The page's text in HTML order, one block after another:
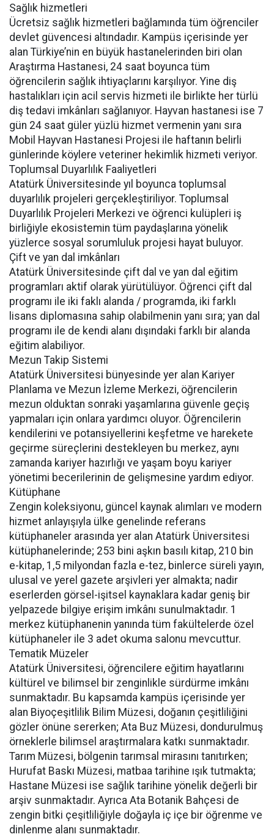
Sağlık hizmetleri
Ücretsiz sağlık hizmetleri bağlamında tüm öğrenciler
devlet güvencesi altındadır. Kampüs içerisinde yer
alan Türkiye’nin en büyük hastanelerinden biri olan
Araştırma Hastanesi, 24 saat boyunca tüm
öğrencilerin sağlık ihtiyaçlarını karşılıyor. Yine diş
hastalıkları için acil servis hizmeti ile birlikte her türlü
diş tedavi imkânları sağlanıyor. Hayvan hastanesi ise 7
gün 24 saat güler yüzlü hizmet vermenin yanı sıra
Mobil Hayvan Hastanesi Projesi ile haftanın belirli
günlerinde köylere veteriner hekimlik hizmeti veriyor.
Toplumsal Duyarlılık Faaliyetleri
Atatürk Üniversitesinde yıl boyunca toplumsal
duyarlılık projeleri gerçekleştiriliyor. Toplumsal
Duyarlılık Projeleri Merkezi ve öğrenci kulüpleri iş
birliğiyle ekosistemin tüm paydaşlarına yönelik
yüzlerce sosyal sorumluluk projesi hayat buluyor.
Çift ve yan dal imkânları
Atatürk Üniversitesinde çift dal ve yan dal eğitim
programları aktif olarak yürütülüyor. Öğrenci çift dal
programı ile iki faklı alanda / programda, iki farklı
lisans diplomasına sahip olabilmenin yanı sıra; yan dal
programı ile de kendi alanı dışındaki farklı bir alanda
eğitim alabiliyor.
Mezun Takip Sistemi
Atatürk Üniversitesi bünyesinde yer alan Kariyer
Planlama ve Mezun İzleme Merkezi, öğrencilerin
mezun olduktan sonraki yaşamlarına güvenle geçiş
yapmaları için onlara yardımcı oluyor. Öğrencilerin
kendilerini ve potansiyellerini keşfetme ve harekete
geçirme süreçlerini destekleyen bu merkez, aynı
zamanda kariyer hazırlığı ve yaşam boyu kariyer
yönetimi becerilerinin de gelişmesine yardım ediyor.
Kütüphane
Zengin koleksiyonu, güncel kaynak alımları ve modern
hizmet anlayışıyla ülke genelinde referans
kütüphaneler arasında yer alan Atatürk Üniversitesi
kütüphanelerinde; 253 bini aşkın basılı kitap, 210 bin
e-kitap, 1,5 milyondan fazla e-tez, binlerce süreli yayın,
ulusal ve yerel gazete arşivleri yer almakta; nadir
eserlerden görsel-işitsel kaynaklara kadar geniş bir
yelpazede bilgiye erişim imkânı sunulmaktadır. 1
merkez kütüphanenin yanında tüm fakültelerde özel
kütüphaneler ile 3 adet okuma salonu mevcuttur.
Tematik Müzeler
Atatürk Üniversitesi, öğrencilere eğitim hayatlarını
kültürel ve bilimsel bir zenginlikle sürdürme imkânı
sunmaktadır. Bu kapsamda kampüs içerisinde yer
alan Biyoçeşitlilik Bilim Müzesi, doğanın çeşitliliğini
gözler önüne sererken; Ata Buz Müzesi, dondurulmuş
örneklerle bilimsel araştırmalara katkı sunmaktadır.
Tarım Müzesi, bölgenin tarımsal mirasını tanıtırken;
Hurufat Baskı Müzesi, matbaa tarihine ışık tutmakta;
Hastane Müzesi ise sağlık tarihine yönelik değerli bir
arşiv sunmaktadır. Ayrıca Ata Botanik Bahçesi de
zengin bitki çeşitliliğiyle doğayla iç içe bir öğrenme ve
dinlenme alanı sunmaktadır.